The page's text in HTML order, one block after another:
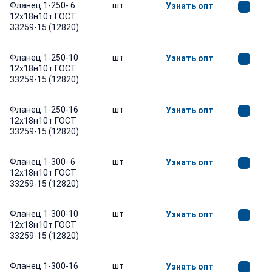
Фланец 1-250- 6
12х18н10т ГОСТ
33259-15 (12820)
шт Узнать опт
Фланец 1-250-10
12х18н10т ГОСТ
33259-15 (12820)
шт Узнать опт
Фланец 1-250-16
12х18н10т ГОСТ
33259-15 (12820)
шт Узнать опт
Фланец 1-300- 6
12х18н10т ГОСТ
33259-15 (12820)
шт Узнать опт
Фланец 1-300-10
12х18н10т ГОСТ
33259-15 (12820)
шт Узнать опт
Фланец 1-300-16
шт Узнать опт